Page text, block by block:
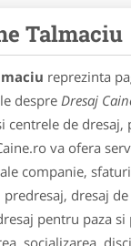
Talmaciu
reprezinta
despre Dresaj
centrele de dresaj,
va ofera
companie,
dresaj
pentru paza si
socializarea,